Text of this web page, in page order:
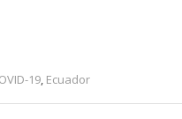
19, Ecuador